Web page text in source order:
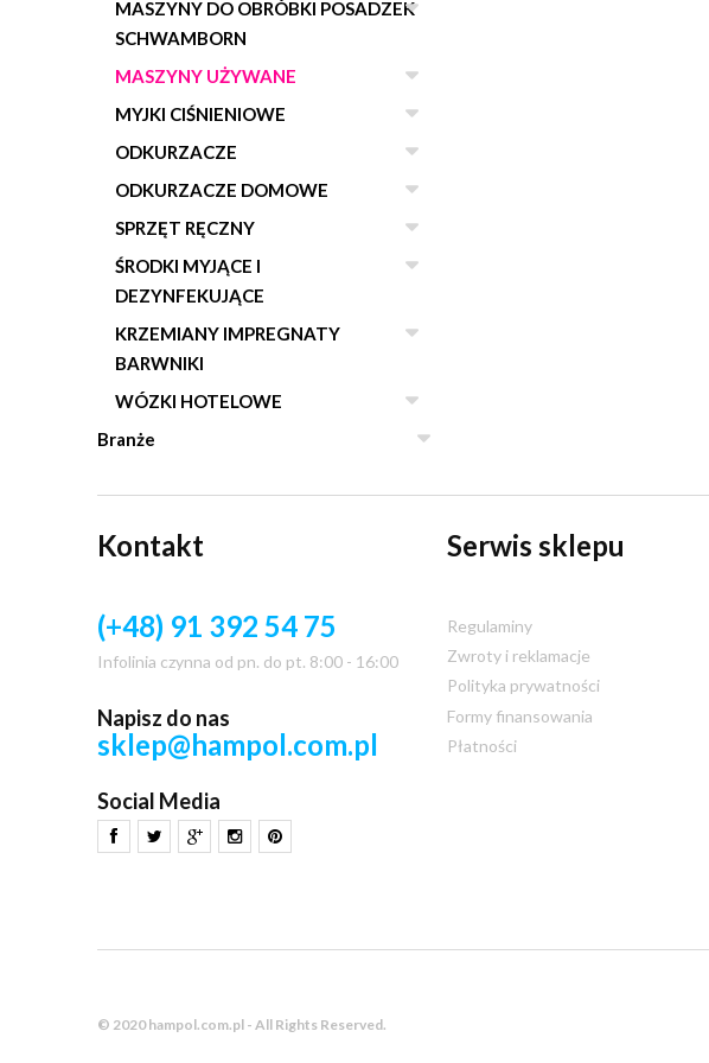
MASZYNY DO OBRÓBKI POSADZEK
SCHWAMBORN
MASZYNY UŻYWANE
MYJKI CIŚNIENIOWE
ODKURZACZE
ODKURZACZE DOMOWE
SPRZĘT RĘCZNY
ŚRODKI MYJĄCE I
DEZYNFEKUJĄCE
KRZEMIANY IMPREGNATY
BARWNIKI
WÓZKI HOTELOWE
Branże
Kontakt
(+48) 91 392 54 75
Infolinia czynna od pn. do pt. 8:00 - 16:00
Napisz do nas
sklep@hampol.com.pl
Social Media
Serwis sklepu
Regulaminy
Zwroty i reklamacje
Polityka prywatności
Formy finansowania
Płatności
© 2020 hampol.com.pl - All Rights Reserved.